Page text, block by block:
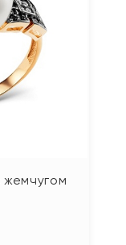
жемчугом